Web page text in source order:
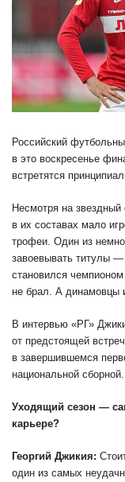
Российский
в это воскресенье
встретятся
Несмотря на звездный
в их составах мало
трофеи. Один из
завоевывать титулы —
становился
не брал. А динамовцы
В интервью «РГ»
от предстоящей
в завершившемся
национальной сборной.
Уходящий сезон —
карьере?
Георгий Джикия:
один из самых